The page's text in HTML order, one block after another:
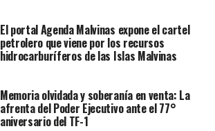
El portal Agenda Malvinas expone el cartel
petrolero que viene por los recursos
hidrocarburíferos de las Islas Malvinas
Memoria olvidada y soberanía en venta: La
afrenta del Poder Ejecutivo ante el 77°
aniversario del TF-1